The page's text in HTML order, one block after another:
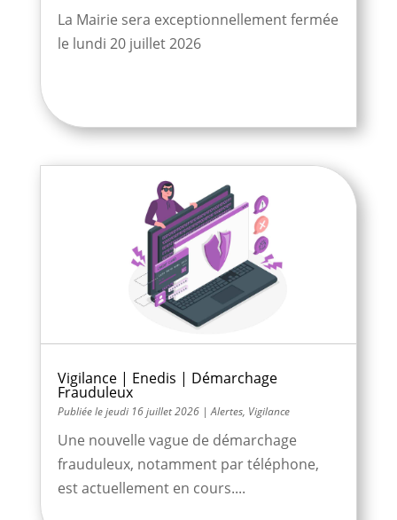
La Mairie sera exceptionnellement fermée
le lundi 20 juillet 2026
Vigilance | Enedis | Démarchage
Frauduleux
jeudi 16 juillet 2026|Alertes, Vigilance
Une nouvelle vague de démarchage
frauduleux, notamment par téléphone,
est actuellement en cours....